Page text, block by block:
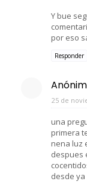
Y bue
por eso
Responder
25 de
una
primera
nena luz
despues
desde ya